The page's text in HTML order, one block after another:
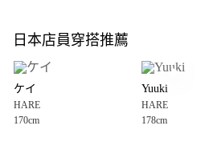
全盈+PAY
大哥付你分期
【大哥付你分期使用說明】
1.本服務由台灣大哥大提供，台灣大哥大用戶
2.付款方式選擇「大哥付你分期」，訂單成立
AFTEE先享後付
日本店員穿搭推薦
ケイ
HARE
170cm
Yuuki
HARE
178cm